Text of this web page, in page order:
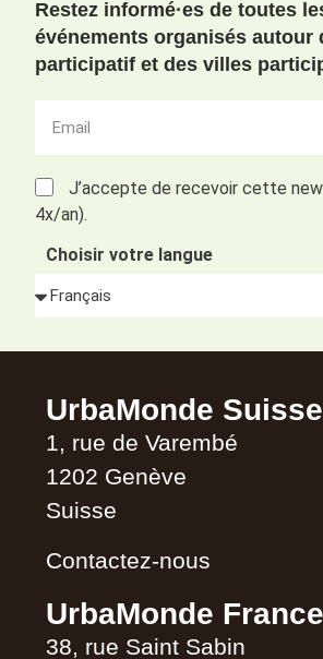
Restez informé·es de toutes
événements organisés autour
participatif et des villes
J’accepte de recevoir cette
4x/an).
Choisir votre langue
UrbaMonde Suisse
1, rue de Varembé
1202 Genève
Suisse
Contactez-nous
UrbaMonde France
38, rue Saint Sabin